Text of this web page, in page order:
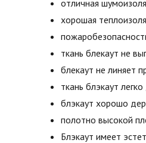
отличная
хорошая
ткань блекаут не
блекаут не линяет
ткань блэкаут
блэкаут хорошо
полотно высокой
Блэкаут имеет